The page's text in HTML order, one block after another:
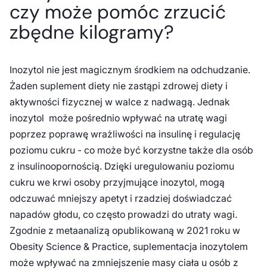
czy może pomóc zrzucić
zbędne kilogramy?
Inozytol nie jest magicznym środkiem na odchudzanie.
Żaden suplement diety nie zastąpi zdrowej diety i
aktywności fizycznej w walce z nadwagą. Jednak
inozytol może pośrednio wpływać na utratę wagi
poprzez poprawę wrażliwości na insulinę i regulację
poziomu cukru - co może być korzystne także dla osób
z insulinoopornością. Dzięki uregulowaniu poziomu
cukru we krwi osoby przyjmujące inozytol, mogą
odczuwać mniejszy apetyt i rzadziej doświadczać
napadów głodu, co często prowadzi do utraty wagi.
Zgodnie z metaanalizą opublikowaną w 2021 roku w
Obesity Science & Practice, suplementacja inozytolem
może wpływać na zmniejszenie masy ciała u osób z